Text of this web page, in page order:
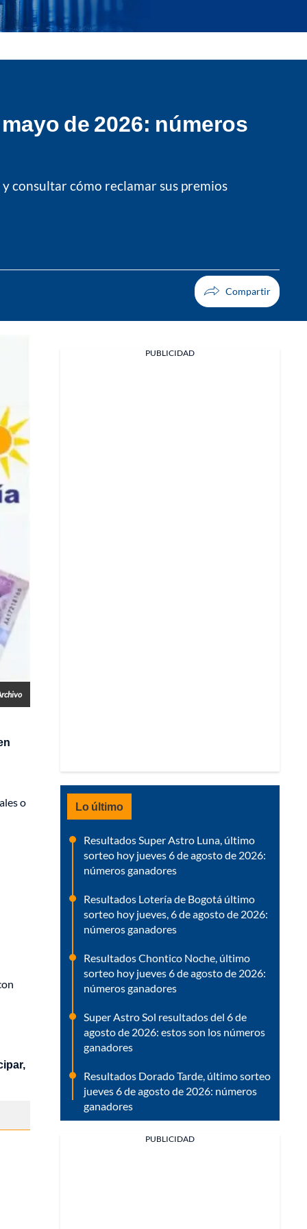
de 2026: números
consultar cómo reclamar sus premios
o
PUBLICIDAD
Lo último
Resultados Super Astro Luna, último
sorteo hoy jueves 6 de agosto de 2026:
números ganadores
Resultados Lotería de Bogotá último
sorteo hoy jueves, 6 de agosto de 2026:
números ganadores
Resultados Chontico Noche, último
sorteo hoy jueves 6 de agosto de 2026:
números ganadores
Super Astro Sol resultados del 6 de
agosto de 2026: estos son los números
ganadores
Resultados Dorado Tarde, último sorteo
jueves 6 de agosto de 2026: números
ganadores
PUBLICIDAD